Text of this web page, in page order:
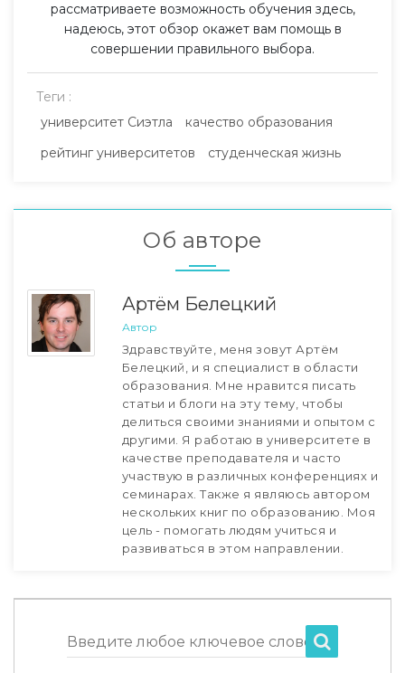
рассматриваете возможность обучения здесь,
надеюсь, этот обзор окажет вам помощь в
совершении правильного выбора.
Теги :
университет Сиэтла
качество образования
рейтинг университетов
студенческая жизнь
Об авторе
Артём Белецкий
Автор
Здравствуйте, меня зовут Артём
Белецкий, и я специалист в области
образования. Мне нравится писать
статьи и блоги на эту тему, чтобы
делиться своими знаниями и опытом с
другими. Я работаю в университете в
качестве преподавателя и часто
участвую в различных конференциях и
семинарах. Также я являюсь автором
нескольких книг по образованию. Моя
цель - помогать людям учиться и
развиваться в этом направлении.
Введите любое ключевое слово